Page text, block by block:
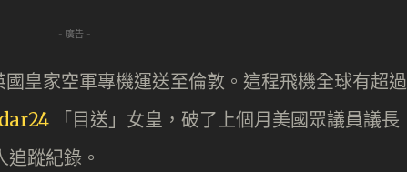
- 廣告 -
皇家空軍專機運送至倫敦。這程飛機全球有超過
「目送」女皇，破了上個月美國眾議員議長
蹤紀錄。